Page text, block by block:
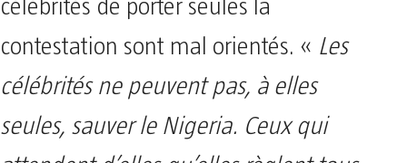
célébrités de porter seules la
contestation sont mal orientés. « Les
célébrités ne peuvent pas, à elles
seules, sauver le Nigeria. Ceux qui